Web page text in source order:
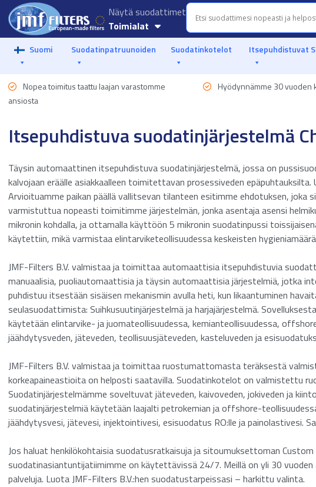
Näytä suodattimet
Toimialat
Vesiviljely
Offshore
Öljy ja kaasu
Prosessiteollisuus
suodatus
Säiliön varastointi
Jäteveden käsittely
Suomi Suodatinpatruunoiden Suodatinkotelot Itsepuhdistuvat
Nopea toimitus taattu laajan varastomme
ansiosta
Hyödynnämme 30 vuoden
Itsepuhdistuva suodatinjärjestelmä
Täysin automaattinen itsepuhdistuva suodatinjärjestelmä, jossa on
kalvojaan eräälle asiakkaalleen toimitettavan prosessiveden
Arvioituamme paikan päällä vallitsevan tilanteen esitimme ehdotuksen,
varmistuttua nopeasti toimitimme järjestelmän, jonka asentaja asensi
mikronin kohdalla, ja ottamalla käyttöön 5 mikronin suodatinpussi
käytettiin, mikä varmistaa elintarviketeollisuudessa keskeisten
JMF-Filters B.V. valmistaa ja toimittaa automaattisia itsepuhdistuvia
manuaalisia, puoliautomaattisia ja täysin automaattisia järjestelmiä, jotka
puhdistuu itsestään sisäisen mekanismin avulla heti, kun likaantuminen
seulasuodattimista: Suihkusuutinjärjestelmä ja harjajärjestelmä.
käytetään elintarvike- ja juomateollisuudessa, kemianteollisuudessa,
jäähdytysveden, jäteveden, teollisuusjäteveden, kasteluveden ja
JMF-Filters B.V. valmistaa ja toimittaa ruostumattomasta teräksestä
korkeapaineastioita on helposti saatavilla. Suodatinkotelot on
Suodatinjärjestelmämme soveltuvat jäteveden, kaivoveden, jokiveden ja
suodatinjärjestelmiä käytetään laajalti petrokemian ja offshore-
jäähdytysvesi, jätevesi, injektointivesi, esisuodatus RO:lle ja painolastivesi.
Jos haluat henkilökohtaisia suodatusratkaisuja ja sitoumuksettoman
suodatinasiantuntijatiimimme on käytettävissä 24/7. Meillä on yli 30
palveluja. Luota JMF-Filters B.V.:hen suodatustarpeissasi – harkittu valinta.